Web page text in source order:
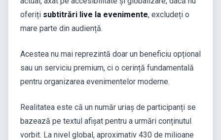
oferiți subtitrări live la evenimente, excludeți o
mare parte din audiență.
Acestea nu mai reprezintă doar un beneficiu opțional
sau un serviciu premium, ci o cerință fundamentală
pentru organizarea evenimentelor moderne.
Realitatea este că un număr uriaș de participanți se
bazează pe textul afișat pentru a urmări conținutul
vorbit. La nivel global, aproximativ 430 de milioane